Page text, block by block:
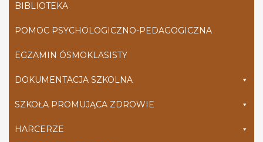
BIBLIOTEKA
POMOC PSYCHOLOGICZNO-PEDAGOGICZNA
EGZAMIN ÓSMOKLASISTY
DOKUMENTACJA SZKOLNA
SZKOŁA PROMUJĄCA ZDROWIE
HARCERZE